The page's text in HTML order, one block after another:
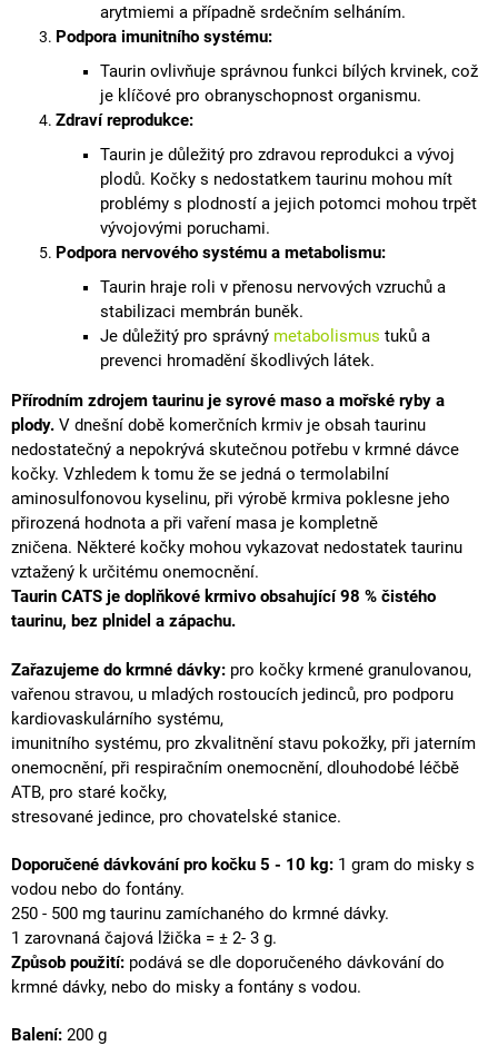
arytmiemi a případně srdečním selháním.
Podpora imunitního systému:
Taurin ovlivňuje správnou funkci bílých krvinek, což
je klíčové pro obranyschopnost organismu.
Zdraví reprodukce:
Taurin je důležitý pro zdravou reprodukci a vývoj
plodů. Kočky s nedostatkem taurinu mohou mít
problémy s plodností a jejich potomci mohou trpět
vývojovými poruchami.
Podpora nervového systému a metabolismu:
Taurin hraje roli v přenosu nervových vzruchů a
stabilizaci membrán buněk.
Je důležitý pro správný metabolismus tuků a
prevenci hromadění škodlivých látek.
Přírodním zdrojem taurinu je syrové maso a mořské ryby a
plody. V dnešní době komerčních krmiv je obsah taurinu
nedostatečný a nepokrývá skutečnou potřebu v krmné dávce
kočky. Vzhledem k tomu že se jedná o termolabilní
aminosulfonovou kyselinu, při výrobě krmiva poklesne jeho
přirozená hodnota a při vaření masa je kompletně
zničena. Některé kočky mohou vykazovat nedostatek taurinu
vztažený k určitému onemocnění.
Taurin CATS je doplňkové krmivo obsahující 98 % čistého
taurinu, bez plnidel a zápachu.
Zařazujeme do krmné dávky: pro kočky krmené granulovanou,
vařenou stravou, u mladých rostoucích jedinců, pro podporu
kardiovaskulárního systému,
imunitního systému, pro zkvalitnění stavu pokožky, při jaterním
onemocnění, při respiračním onemocnění, dlouhodobé léčbě
ATB, pro staré kočky,
stresované jedince, pro chovatelské stanice.
Doporučené dávkování pro kočku 5 - 10 kg: 1 gram do misky s
vodou nebo do fontány.
250 - 500 mg taurinu zamíchaného do krmné dávky.
1 zarovnaná čajová lžička = ± 2- 3 g.
Způsob použití: podává se dle doporučeného dávkování do
krmné dávky, nebo do misky a fontány s vodou.
Balení: 200 g